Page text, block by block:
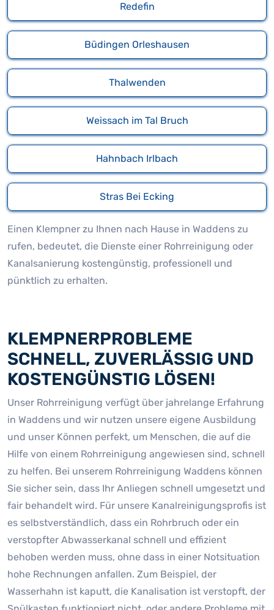
Redefin
Büdingen Orleshausen
Thalwenden
Weissach im Tal Bruch
Hahnbach Irlbach
Stras Bei Ecking
Einen Klempner zu Ihnen nach Hause in Waddens zu
rufen, bedeutet, die Dienste einer Rohrreinigung oder
Kanalsanierung kostengünstig, professionell und
pünktlich zu erhalten.
KLEMPNERPROBLEME
SCHNELL, ZUVERLÄSSIG UND
KOSTENGÜNSTIG LÖSEN!
Unser Rohrreinigung verfügt über jahrelange Erfahrung
in Waddens und wir nutzen unsere eigene Ausbildung
und unser Können perfekt, um Menschen, die auf die
Hilfe von einem Rohrreinigung angewiesen sind, schnell
zu helfen. Bei unserem Rohrreinigung Waddens können
Sie sicher sein, dass Ihr Anliegen schnell umgesetzt und
fair behandelt wird. Für unsere Kanalreinigungsprofis ist
es selbstverständlich, dass ein Rohrbruch oder ein
verstopfter Abwasserkanal schnell und effizient
behoben werden muss, ohne dass in einer Notsituation
hohe Rechnungen anfallen. Zum Beispiel, der
Wasserhahn ist kaputt, die Kanalisation ist verstopft, der